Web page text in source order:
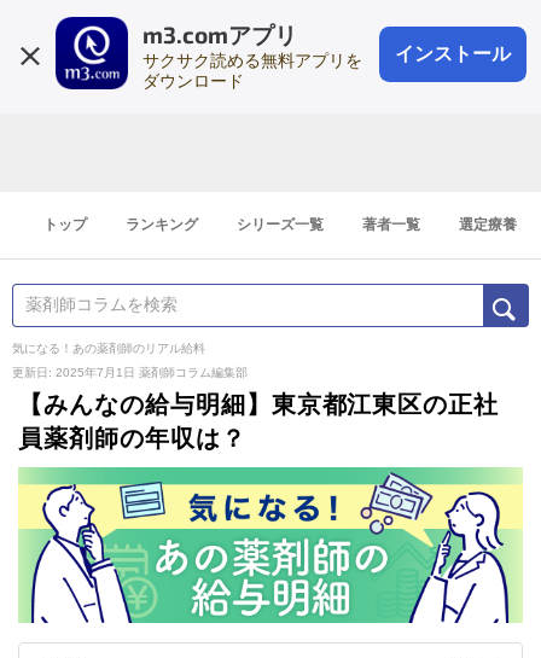
m3.comアプリ
サクサク読める無料アプリを
ダウンロード
インストール
会員登録
登録1分
トップ ランキング シリーズ一覧 著者一覧 選定療養
気になる！あの薬剤師のリアル給料
更新日: 2025年7月1日 薬剤師コラム編集部
【みんなの給与明細】東京都江東区の正社
員薬剤師の年収は？